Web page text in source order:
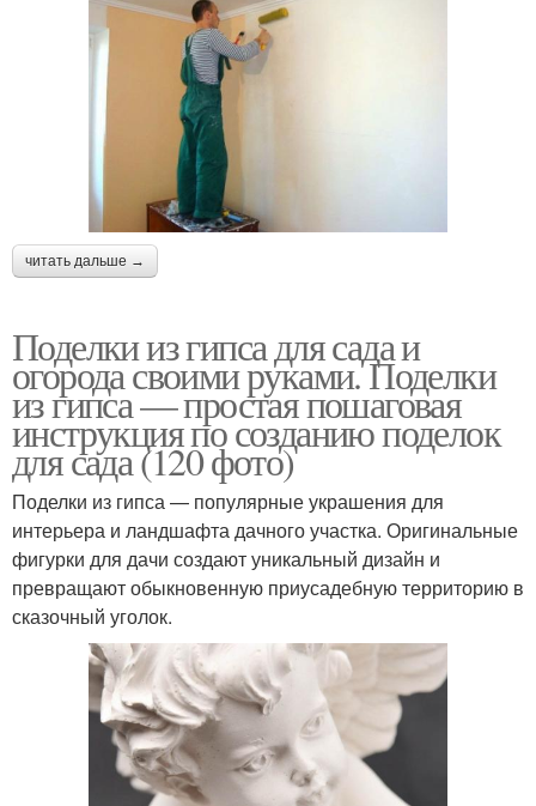
читать дальше →
Поделки из гипса для сада и
огорода своими руками. Поделки
из гипса — простая пошаговая
инструкция по созданию поделок
для сада (120 фото)
Поделки из гипса — популярные украшения для
интерьера и ландшафта дачного участка. Оригинальные
фигурки для дачи создают уникальный дизайн и
превращают обыкновенную приусадебную территорию в
сказочный уголок.